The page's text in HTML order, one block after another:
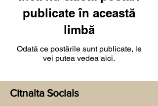
publicate în această
limbă
Odată ce postările sunt publicate, le
vei putea vedea aici.
Citnalta Socials